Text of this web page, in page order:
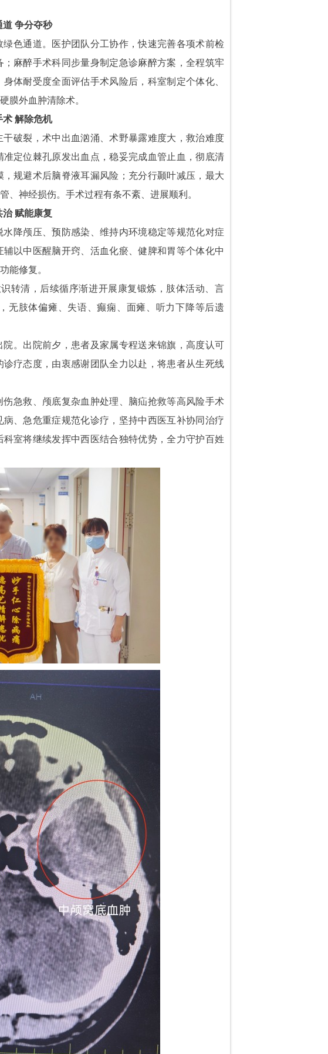
道 争分夺秒
色通道。医护团队分工协作，快速完善各项术前检
麻醉手术科同步量身制定急诊麻醉方案，全程筑牢
体耐受度全面评估手术风险后，科室制定个体化、
膜外血肿清除术。
术 解除危机
破裂，术中出血汹涌、术野暴露难度大，救治难度
定位棘孔原发出血点，稳妥完成血管止血，彻底清
规避术后脑脊液耳漏风险；充分行颞叶减压，最大
、神经损伤。手术过程有条不紊、进展顺利。
治 赋能康复
降颅压、预防感染、维持内环境稳定等规范化对症
以中医醒脑开窍、活血化瘀、健脾和胃等个体化中
能修复。
转清，后续循序渐进开展康复锻炼，肢体活动、言
无肢体偏瘫、失语、癫痫、面瘫、听力下降等后遗
。出院前夕，患者及家属专程送来锦旗，高度认可
疗态度，由衷感谢团队全力以赴，将患者从生死线
急救、颅底复杂血肿处理、脑疝抢救等高风险手术
、急危重症规范化诊疗，坚持中西医互补协同治疗
室将继续发挥中西医结合独特优势，全力守护百姓